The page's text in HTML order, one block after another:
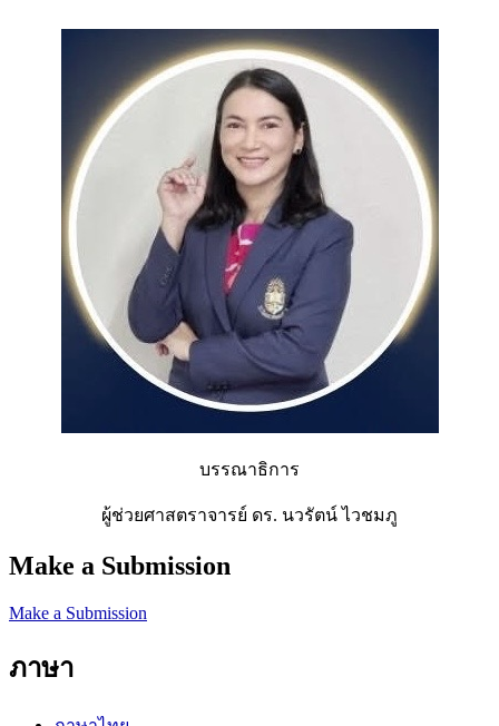
บรรณาธิการ
ผู้ช่วยศาสตราจารย์ ดร. นวรัตน์ ไวชมภู
Make a Submission
Make a Submission
ภาษา